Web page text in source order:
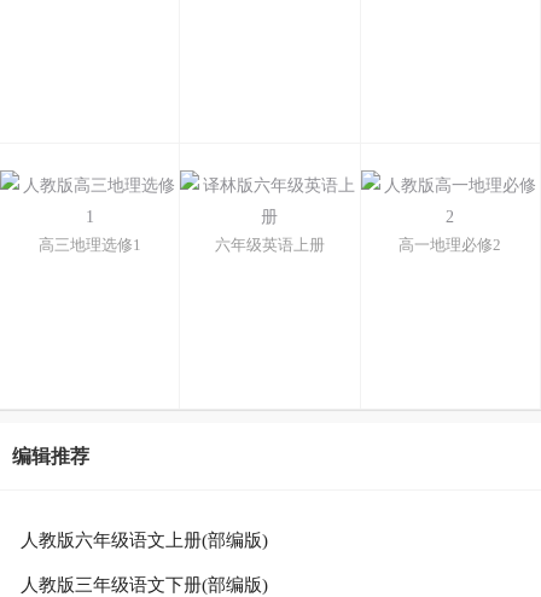
高三地理选修1 六年级英语上册 高一地理必修2
编辑推荐
人教版六年级语文上册(部编版)
人教版三年级语文下册(部编版)